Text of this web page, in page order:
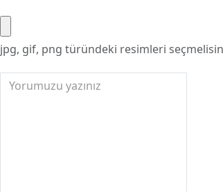
jpg, gif, png türündeki resimleri